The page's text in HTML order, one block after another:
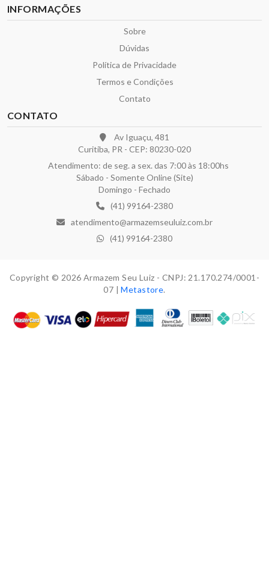
INFORMAÇÕES
Sobre
Dúvidas
Política de Privacidade
Termos e Condições
Contato
CONTATO
Av Iguaçu, 481
Curitiba, PR - CEP: 80230-020
Atendimento: de seg. a sex. das 7:00 às 18:00hs
Sábado - Somente Online (Site)
Domingo - Fechado
(41) 99164-2380
atendimento@armazemseuluiz.com.br
(41) 99164-2380
Copyright © 2026 Armazem Seu Luiz - CNPJ: 21.170.274/0001-
07 |Metastore.